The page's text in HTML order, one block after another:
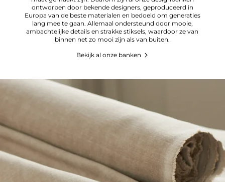
ontworpen door bekende designers, geproduceerd in
Europa van de beste materialen en bedoeld om generaties
lang mee te gaan. Allemaal ondersteund door mooie,
ambachtelijke details en strakke stiksels, waardoor ze van
binnen net zo mooi zijn als van buiten.
Bekijk al onze banken